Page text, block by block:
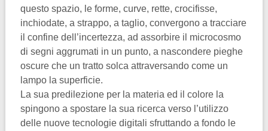
questo spazio, le forme, curve, rette, crocifisse,
inchiodate, a strappo, a taglio, convergono a tracciare
il confine dell’incertezza, ad assorbire il microcosmo
di segni aggrumati in un punto, a nascondere pieghe
oscure che un tratto solca attraversando come un
lampo la superficie.
La sua predilezione per la materia ed il colore la
spingono a spostare la sua ricerca verso l’utilizzo
delle nuove tecnologie digitali sfruttando a fondo le